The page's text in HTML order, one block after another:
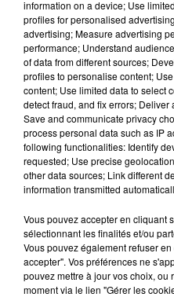
6 août 2026
Tags
6 août 2026
Au zoo
information on a device; Use
profiles for personalised
advertising; Measure advertising
performance; Understand
of data from different sources;
profiles to personalise content;
content; Use limited data to select
detect fraud, and fix errors;
Save and communicate privacy
process personal data such as IP
following functionalities: Identify
requested; Use precise
other data sources; Link different
information transmitted
Vous pouvez accepter en cliquant
sélectionnant les finalités et/ou
Vous pouvez également refuser
accepter". Vos préférences ne
pouvez mettre à jour vos choix, ou
moment via le lien "Gérer les